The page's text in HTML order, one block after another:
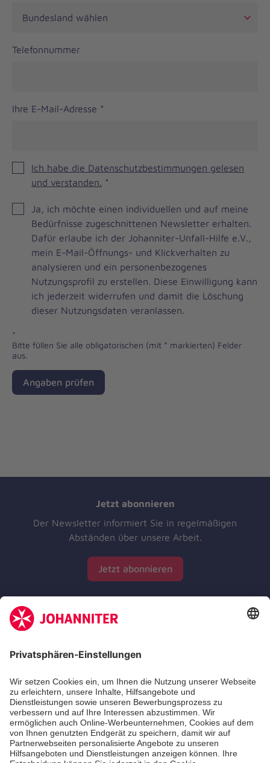
Telefonnummer
Ihre E-Mail-Adresse *
Ich habe die Datenschutzbestimmungen gelesen
und verstanden. *
Brevo
Newsletter
Checkbox
Ja, ich möchte einen individuellen und auf meine
Bedürfnisse zugeschnittenen Newsletter erhalten.
Dafür erlaube ich der Johanniter-Unfall-Hilfe e.V.,
mein E-Mail-Öffnungs- und Klickverhalten zu
analysieren und ein personenbezogenes
Nutzungsprofil zu erstellen. Diese Einwilligung kann
ich jederzeit widerrufen und damit die Löschung
dieser Nutzungsdaten veranlassen.
*
Bitte füllen Sie alle obligatorischen (mit * markierten) Felder
aus.
Angaben prüfen
Jetzt abonnieren
Der Newsletter informiert Sie in regelmäßigen
Abständen über unsere Arbeit.
Jetzt abonnieren
Zertifizierung der Johanniter-Unfall-Hilfe e.V.
Die Johanniter GmbH führt das Spendenzertifikat
des Deutschen Spendenrats e.V.